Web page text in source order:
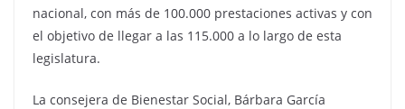
nacional, con más de 100.000 prestaciones activas y con
el objetivo de llegar a las 115.000 a lo largo de esta
legislatura.
La consejera de Bienestar Social, Bárbara García